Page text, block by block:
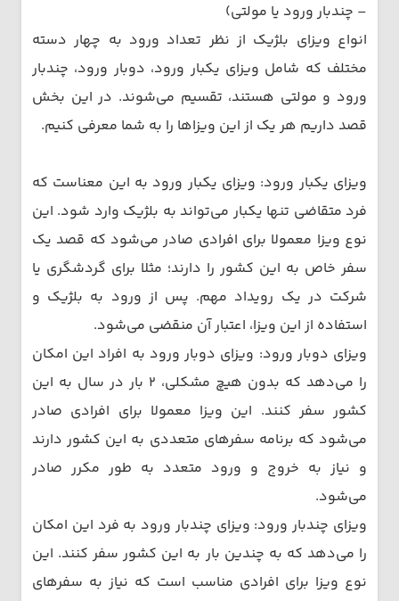
– چندبار ورود یا مولتی)
انواع ویزای بلژیک از نظر تعداد ورود به چهار دسته
مختلف که شامل ویزای یکبار ورود، دوبار ورود، چندبار
ورود و مولتی هستند، تقسیم می‌شوند. در این بخش
قصد داریم هر یک از این ویزاها را به شما معرفی کنیم.
ویزای یکبار ورود: ویزای یکبار ورود به این معناست که
فرد متقاضی تنها یکبار می‌تواند به بلژیک وارد شود. این
نوع ویزا معمولا برای افرادی صادر می‌شود که قصد یک
سفر خاص به این کشور را دارند؛ مثلا برای گردشگری یا
شرکت در یک رویداد مهم. پس از ورود به بلژیک و
استفاده از این ویزا، اعتبار آن منقضی می‌شود.
ویزای دوبار ورود: ویزای دوبار ورود به افراد این امکان
را می‌دهد که بدون هیچ مشکلی، ۲ بار در سال به این
کشور سفر کنند. این ویزا معمولا برای افرادی صادر
می‌شود که برنامه سفرهای متعددی به این کشور دارند
و نیاز به خروج و ورود متعدد به طور مکرر صادر
می‌شود.
ویزای چندبار ورود: ویزای چندبار ورود به فرد این امکان
را می‌دهد که به چندین بار به این کشور سفر کنند. این
نوع ویزا برای افرادی مناسب است که نیاز به سفرهای